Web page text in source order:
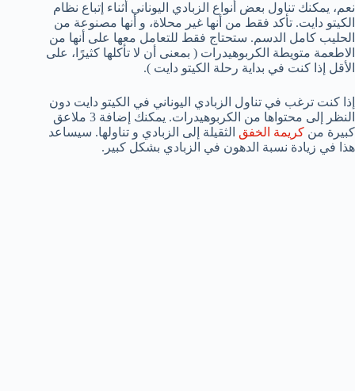
نعم، يمكنك تناول بعض أنواع الزبادي اليوناني أثناء إتباع نظام
الكيتو دايت. تأكد فقط من أنها غير محلاة، و أنها مصنوعة من
الحليب كامل الدسم. ستحتاج فقط للتعامل معها على أنها من
الاطعمة متويطة الكربوهيدرات ( بمعنى أن لا تأكلها كثيرًا، على
الأقل إذا كنت في بداية رحلة الكيتو دايت ).
إذا كنت ترغب في تناول الزبادي اليوناني في الكيتو دايت دون
النظر إلى محتواها من الكربوهيدرات. يمكنك إضافة 3 ملاعق
كبيرة من كريمة الخفق الثقيلة إلى الزبادي و تناولها. سيساعد
هذا في زيادة نسبة الدهون في الزبادي بشكل كبير.